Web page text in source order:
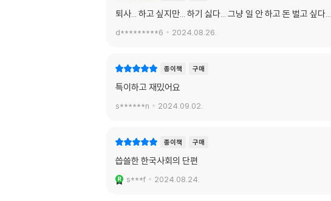
퇴사... 하고 싶지만... 하기 싫다... 그냥 일 안 하고 돈 벌고 싶다...
d*********6 2024.08.26.
종이책 구매
특이하고 재밌어요
s******n 2024.09.02.
종이책 구매
씁쓸한 한국사회의 단편
s***f 2024.08.24.